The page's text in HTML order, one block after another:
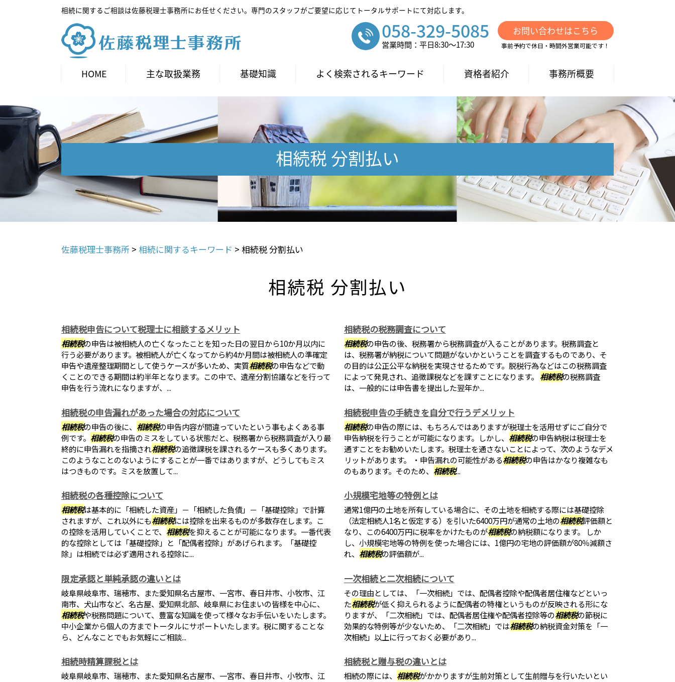
相続税 分割払い
相続に関するご相談は佐藤税理士事務所にお任せください。専門のスタッフがご要望に応じてトータルサポートにて対応します。
058-329-5085
営業時間：平日8:30～17:30
お問い合わせはこちら
事前予約で休日・時間外営業可能です！
HOME 主な取扱業務 基礎知識 よく検索されるキーワード 資格者紹介 事務所概要
佐藤税理士事務所 > 相続に関するキーワード > 相続税 分割払い
相続税 分割払い
相続税申告について税理士に相談するメリット
相続税の申告は被相続人の亡くなったことを知った日の翌日から10か月以内に
行う必要があります。被相続人が亡くなってから約4か月間は被相続人の準確定
申告や遺産整理期間として使うケースが多いため、実質相続税の申告などで動
くことのできる期間は約半年となります。この中で、遺産分割協議などを行って
申告を行う流れになりますが、...
相続税の税務調査について
相続税の申告の後、税務署から税務調査が入ることがあります。税務調査と
は、税務署が納税について問題がないかということを調査するものであり、そ
の目的は公正公平な納税を実現させるためです。脱税行為などはこの税務調査
によって発見され、追徴課税などを課すことになります。 相続税の税務調査
は、一般的には申告書を提出した翌年か...
相続税の申告漏れがあった場合の対応について
相続税の申告の後に、 相続税の申告内容が間違っていたという事もよくある事
例です。 相続税の申告のミスをしている状態だと、税務署から税務調査が入り最
終的に申告漏れを指摘され相続税の追徴課税を課されるケースも多くあります。
このようなことのないようにすることが一番ではありますが、どうしてもミス
はつきものです。ミスを放置して...
相続税申告の手続きを自分で行うデメリット
相続税の申告の際には、もちろんではありますが税理士を活用せずにご自分で
申告納税を行うことが可能になります。しかし、 相続税の申告納税は税理士を
通すことをお勧めいたします。税理士を通さないことによって、次のようなデメ
リットがあります。 ・申告漏れの可能性がある相続税の申告はかなり複雑なも
のもあります。そのため、 相続税...
相続税の各種控除について
相続税は基本的に「相続した資産」－「相続した負債」－「基礎控除」で計算
されますが、これ以外にも相続税には控除を出来るものが多数存在します。こ
の控除を活用していくことで、 相続税を抑えることが可能になります。一番代表
的な控除としては「基礎控除」と「配偶者控除」があげられます。「基礎控
除」は相続では必ず適用される控除に...
小規模宅地等の特例とは
通常1億円の土地を所有している場合に、その土地を相続する際には基礎控除
（法定相続人1名と仮定する）を引いた6400万円が通常の土地の相続税評価額と
なり、この6400万円に税率をかけたものが相続税の納税額になります。 しか
し、小規模宅地等の特例を使った場合には、1億円の宅地の評価額が80％減額さ
れ、 相続税の評価額が...
限定承認と単純承認の違いとは
岐阜県岐阜市、瑞穂市、また愛知県名古屋市、一宮市、春日井市、小牧市、江
南市、犬山市など、名古屋、愛知県北部、岐阜県にお住まいの皆様を中心に、
相続税や税務問題について、豊富な知識を使って様々なお手伝いをいたします。
中小企業から個人の方までトータルにサポートいたします。税に関することな
ら、どんなことでもお気軽にご相談...
一次相続と二次相続について
その理由としては、「一次相続」では、配偶者控除や配偶者居住権などといっ
た相続税が低く抑えられるように配偶者の特権というものが反映される形にな
りますが、「二次相続」では、配偶者居住権や配偶者控除等の相続税の節税に
効果的な特例等が少ないため、「二次相続」では相続税の納税資金対策を「一
次相続」以上に行っておく必要があり...
相続時精算課税とは
岐阜県岐阜市、瑞穂市、また愛知県名古屋市、一宮市、春日井市、小牧市、江
相続税と贈与税の違いとは
相続の際には、 相続税がかかりますが生前対策として生前贈与を行いたいとい